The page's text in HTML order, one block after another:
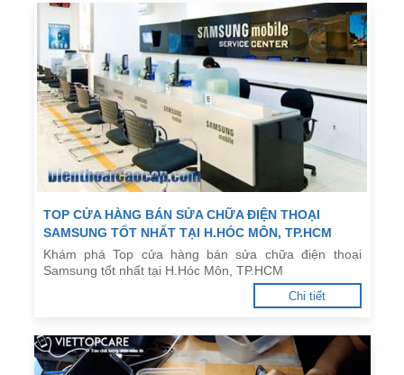
TOP CỬA HÀNG BÁN SỬA CHỮA ĐIỆN THOẠI
SAMSUNG TỐT NHẤT TẠI H.HÓC MÔN, TP.HCM
Khám phá Top cửa hàng bán sửa chữa điện thoại
Samsung tốt nhất tại H.Hóc Môn, TP.HCM
Chi tiết